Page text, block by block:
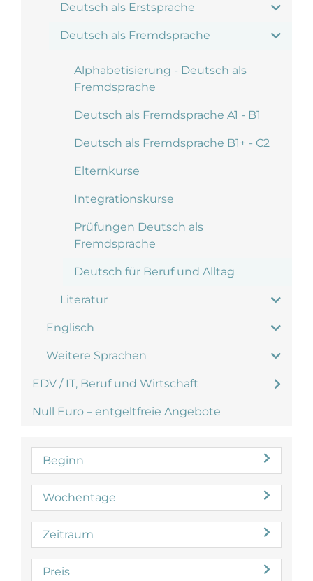
Deutsch als Erstsprache
Deutsch als Fremdsprache
Alphabetisierung - Deutsch als
Fremdsprache
Deutsch als Fremdsprache A1 - B1
Deutsch als Fremdsprache B1+ - C2
Elternkurse
Integrationskurse
Prüfungen Deutsch als
Fremdsprache
Deutsch für Beruf und Alltag
Literatur
Englisch
Weitere Sprachen
EDV / IT, Beruf und Wirtschaft
Null Euro – entgeltfreie Angebote
Beginn
Wochentage
Zeitraum
Preis